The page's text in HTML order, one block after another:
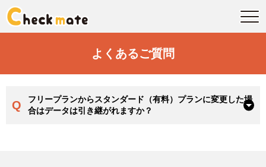
よくあるご質問
Q
フリープランからスタンダード（有料）プランに変更した場
合はデータは引き継がれますか？